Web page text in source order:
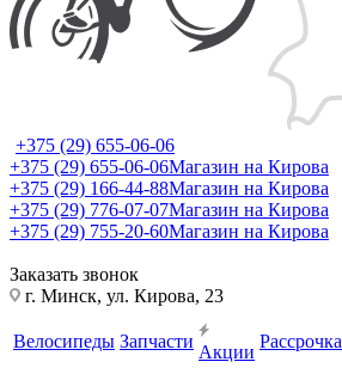
+375 (29) 655-06-06
+375 (29) 655-06-06Магазин на Кирова
+375 (29) 166-44-88Магазин на Кирова
+375 (29) 776-07-07Магазин на Кирова
+375 (29) 755-20-60Магазин на Кирова
Заказать звонок
г. Минск, ул. Кирова, 23
Велосипеды Запчасти
Акции
Рассрочка